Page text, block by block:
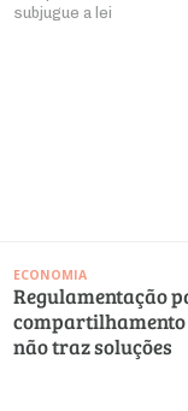
subjugue a lei
ECONOMIA
Regulamentação
compartilhamento
não traz soluções